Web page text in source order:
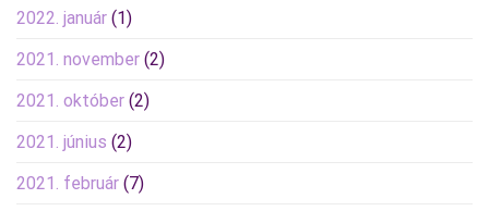
2022. január (1)
2021. november (2)
2021. október (2)
2021. június (2)
2021. február (7)